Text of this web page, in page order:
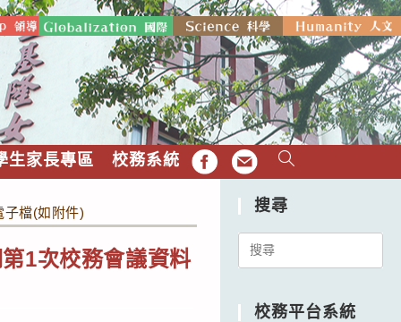
生家長專區 校務系統 FB EMAIL
子檔(如附件)
1次校務會議資料
搜尋
Search
校務平台系統